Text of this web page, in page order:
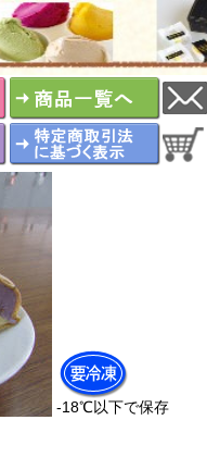
-18℃以下で保存